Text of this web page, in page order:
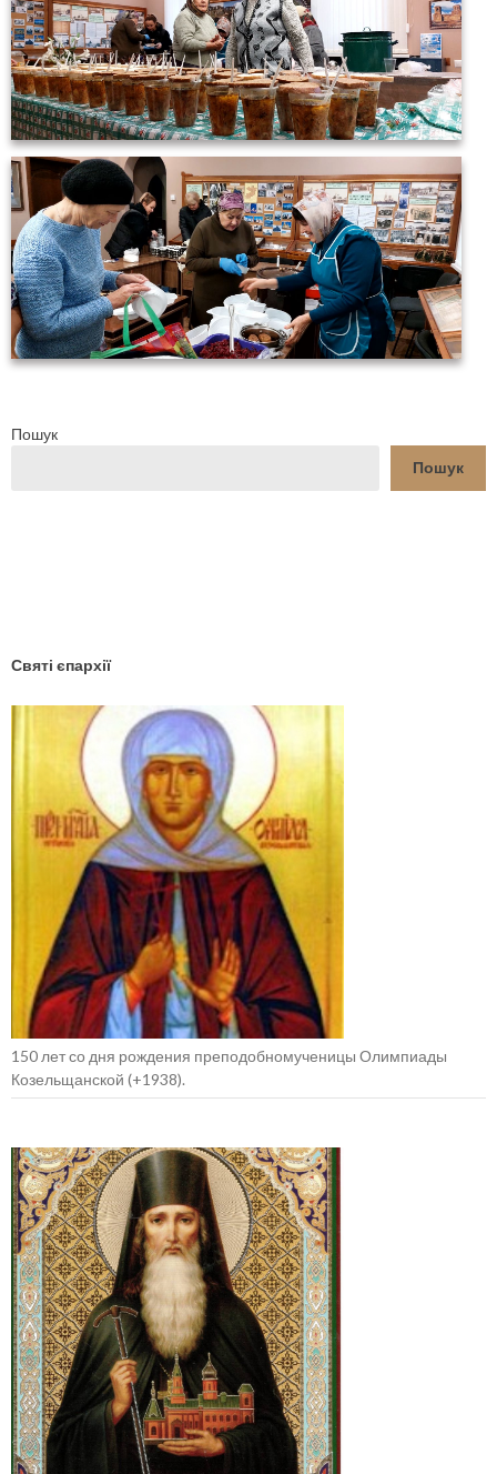
Пошук
Пошук
Святі єпархії
150 лет со дня рождения преподобномученицы Олимпиады
Козельщанской (+1938).